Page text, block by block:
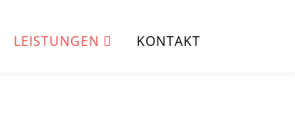
LEISTUNGEN KONTAKT